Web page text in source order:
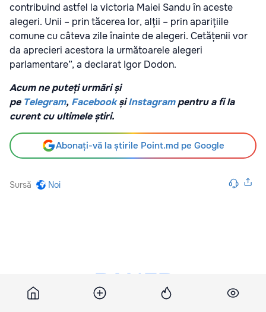
contribuind astfel la victoria Maiei Sandu în aceste
alegeri. Unii – prin tăcerea lor, alții – prin aparițiile
comune cu câteva zile înainte de alegeri. Cetățenii vor
da aprecieri acestora la următoarele alegeri
parlamentare”, a declarat Igor Dodon.
Acum ne puteți urmări și
pe Telegram, Facebook șiInstagrampentru a fi la
curent cu ultimele știri.
Abonați-vă la știrile Point.md pe Google
Sursă Noi